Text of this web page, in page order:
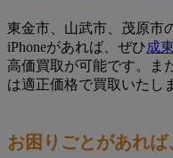
東金市、山武市、茂原市
iPhoneがあれば、ぜひ成
高価買取が可能です。ま
は適正価格で買取いたし
お困りごとがあれば